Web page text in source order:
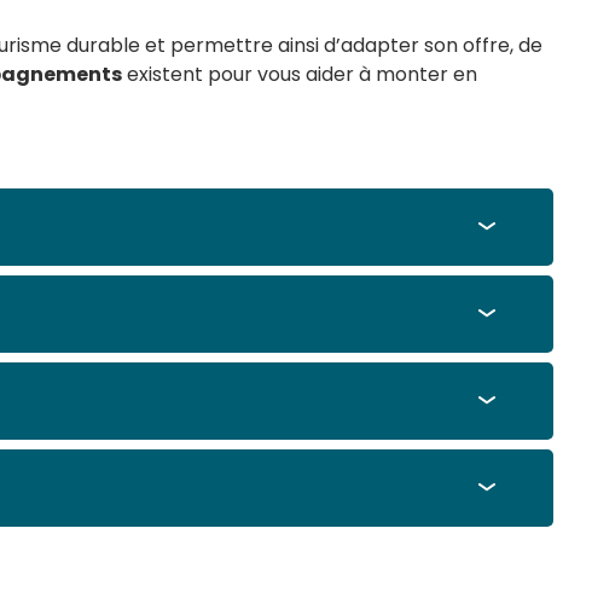
durable et permettre ainsi d’adapter son offre, de
existent pour vous aider à monter en